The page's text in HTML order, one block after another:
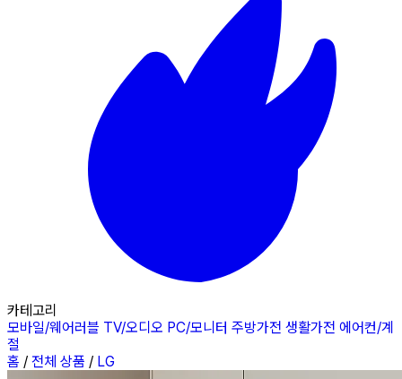
카테고리
모바일/웨어러블 TV/오디오 PC/모니터 주방가전 생활가전 에어컨/계
절
홈 / 전체 상품 / LG